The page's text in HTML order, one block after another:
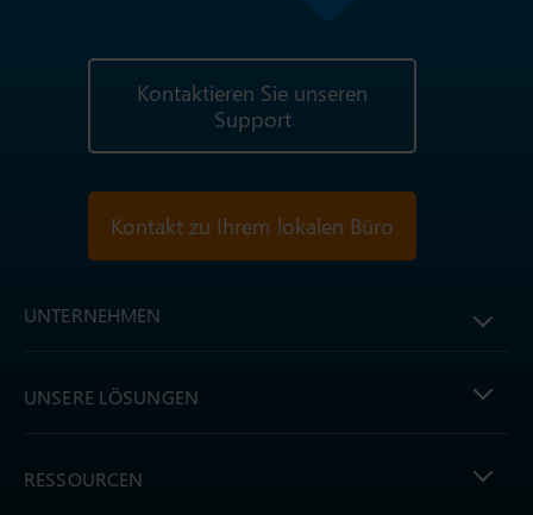
Kontaktieren Sie unseren
Support
Kontakt zu Ihrem lokalen Büro
UNTERNEHMEN
UNSERE LÖSUNGEN
RESSOURCEN